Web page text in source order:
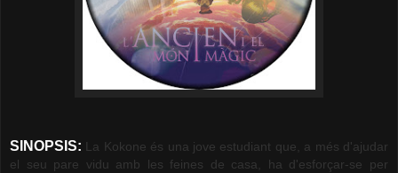
SINOPSIS: La Kokone és una jove estudiant que, a més d'ajudar
el seu pare vidu amb les feines de casa, ha d'esforçar-se per